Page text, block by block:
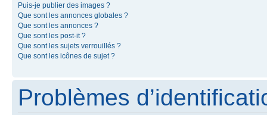
Puis-je publier des images ?
Que sont les annonces globales ?
Que sont les annonces ?
Que sont les post-it ?
Que sont les sujets verrouillés ?
Que sont les icônes de sujet ?
Problèmes